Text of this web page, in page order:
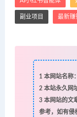
副业项目 最新赚
1 本网站名称：
2本站永久网
3本网站的文
参考，如有侵